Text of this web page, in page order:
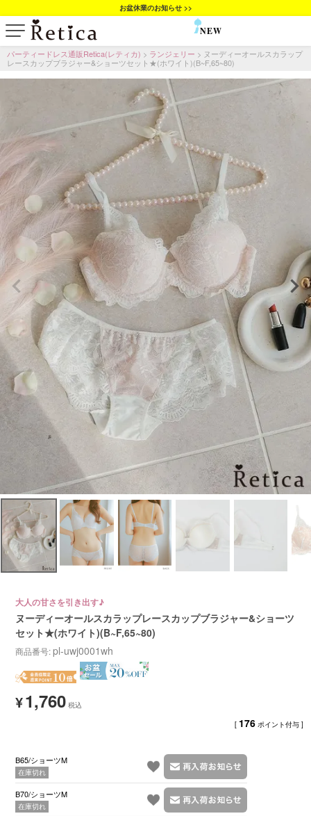
お盆休業のお知らせ >>
NEW
パーティードレス通販Retica(レティカ) ランジェリー
ヌーディーオールスカラップ
レースカップブラジャー&ショーツセット★(ホワイト)(B~F,65~80)
大人の甘さを引き出す♪
ヌーディーオールスカラップレースカップブラジャー&ショーツ
セット★(ホワイト)(B~F,65~80)
商品番号 pl-uwj0001wh
¥1,760
[ 176 ポイント付与 ]
B65/ショーツM
在庫切れ
B70/ショーツM
在庫切れ